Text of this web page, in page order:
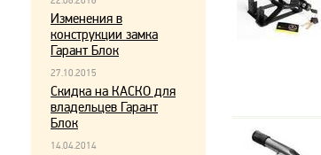
Изменения в
конструкции замка
Гарант Блок
27.10.2015
Скидка на КАСКО для
владельцев Гарант
Блок
14.04.2014